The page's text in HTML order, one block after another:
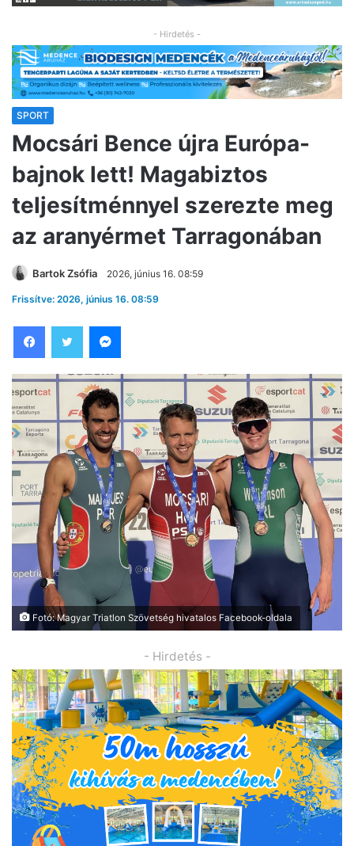
- Hirdetés -
SPORT
Mocsári Bence újra Európa-
bajnok lett! Magabiztos
teljesítménnyel szerezte meg
az aranyérmet Tarragonában
Bartok Zsófia 2026, június 16. 08:59
Frissítve: 2026, június 16. 08:59
Fotó: Magyar Triatlon Szövetség hivatalos Facebook-oldala
- Hirdetés -